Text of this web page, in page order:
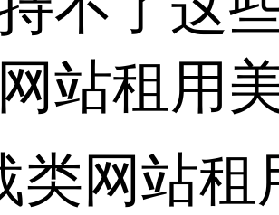
站租用
类网站租